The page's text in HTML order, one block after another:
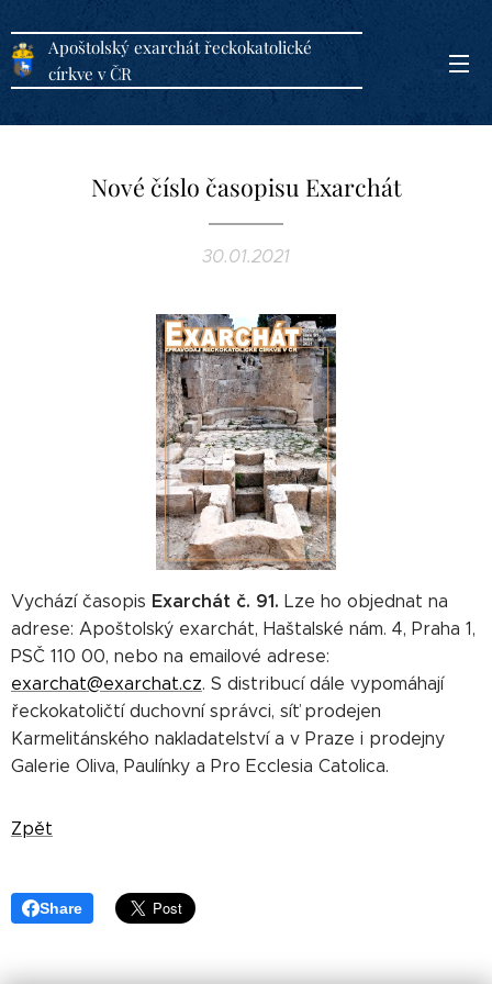
Apoštolský exarchát řeckokatolické
církve v ČR
Nové číslo časopisu Exarchát
30.01.2021
Vychází časopis Exarchát č. 91. Lze ho objednat na
adrese: Apoštolský exarchát, Haštalské nám. 4, Praha 1,
PSČ 110 00, nebo na emailové adrese:
exarchat@exarchat.cz. S distribucí dále vypomáhají
řeckokatoličtí duchovní správci, síť prodejen
Karmelitánského nakladatelství a v Praze i prodejny
Galerie Oliva, Paulínky a Pro Ecclesia Catolica.
Zpět
Share